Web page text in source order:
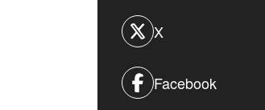
X
Facebook